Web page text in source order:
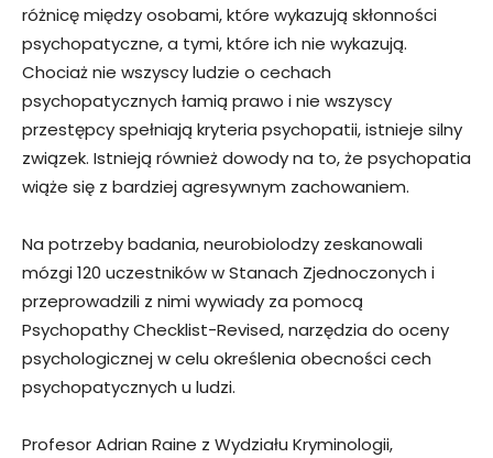
różnicę między osobami, które wykazują skłonności
psychopatyczne, a tymi, które ich nie wykazują.
Chociaż nie wszyscy ludzie o cechach
psychopatycznych łamią prawo i nie wszyscy
przestępcy spełniają kryteria psychopatii, istnieje silny
związek. Istnieją również dowody na to, że psychopatia
wiąże się z bardziej agresywnym zachowaniem.
Na potrzeby badania, neurobiolodzy zeskanowali
mózgi 120 uczestników w Stanach Zjednoczonych i
przeprowadzili z nimi wywiady za pomocą
Psychopathy Checklist-Revised, narzędzia do oceny
psychologicznej w celu określenia obecności cech
psychopatycznych u ludzi.
Profesor Adrian Raine z Wydziału Kryminologii,